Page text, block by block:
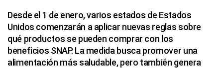
Desde el 1 de enero, varios estados de Estados
Unidos comenzarán a aplicar nuevas reglas sobre
qué productos se pueden comprar con los
beneficios SNAP. La medida busca promover una
alimentación más saludable, pero también genera